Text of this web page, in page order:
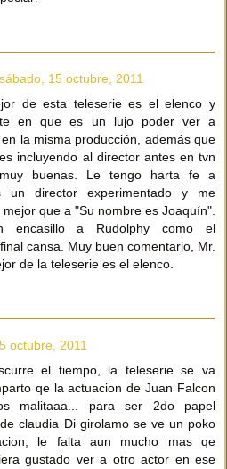
sábado, 15 octubre, 2011
de esta teleserie es el elenco y
en que es un lujo poder ver a
la misma producción, además que
incluyendo al director antes en tvn
buenas. Le tengo harta fe a
un director experimentado y me
que a "Su nombre es Joaquín".
encasillo a Rudolphy como el
cansa. Muy buen comentario, Mr.
de la teleserie es el elenco.
octubre, 2011
el tiempo, la teleserie se va
qe la actuacion de Juan Falcon
malitaaa... para ser 2do papel
claudia Di girolamo se ve un poko
le falta aun mucho mas qe
gustado ver a otro actor en ese